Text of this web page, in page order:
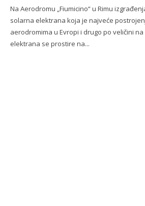
Na Aerodromu „Fiumicino“ u Rimu
solarna elektrana koja je najveće
aerodromima u Evropi i drugo po veličini
elektrana se prostire na...